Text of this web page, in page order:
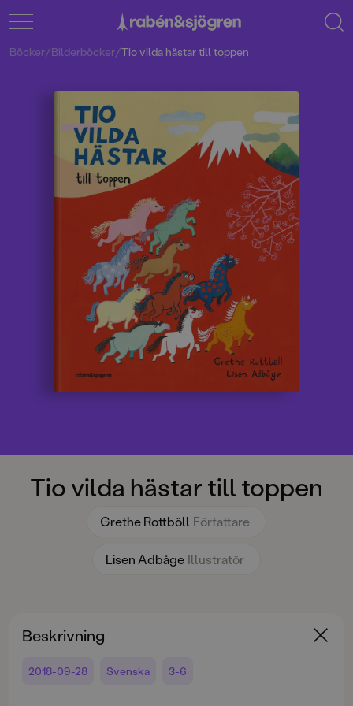
Tio vilda hästar till toppen
Grethe Rottböll Författare
Lisen Adbåge Illustratör
Böcker/Bilderböcker/Tio vilda hästar till toppen
Beskrivning
2018-09-28 Svenska 3-6